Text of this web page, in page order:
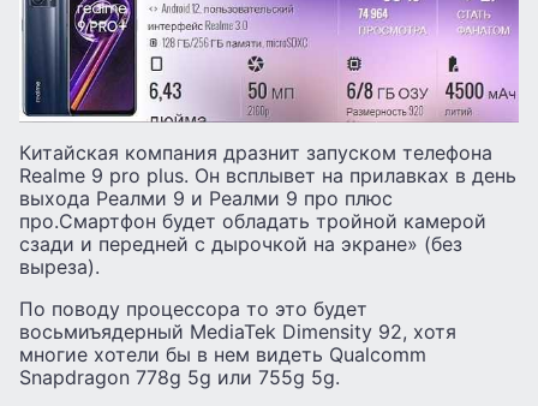
Китайская компания дразнит запуском телефона
Realme 9 pro plus. Он всплывет на прилавках в день
выхода Реалми 9 и Реалми 9 про плюс
про.Смартфон будет обладать тройной камерой
сзади и передней с дырочкой на экране» (без
выреза).
По поводу процессора то это будет
восьмиъядерный MediaTek Dimensity 92, хотя
многие хотели бы в нем видеть Qualcomm
Snapdragon 778g 5g или 755g 5g.